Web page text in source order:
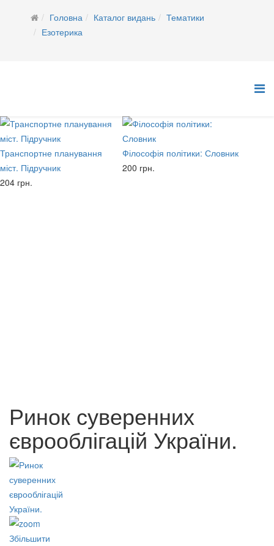
Головна Каталог видань
Тематики
Езотерика
Транспортне планування
міст. Підручник
204 грн.
Філософія політики: Словник
200 грн.
Ринок суверенних
єврооблігацій України.
Збільшити